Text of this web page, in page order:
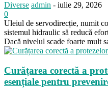
Diverse admin - iulie 29, 2026
0
Uleiul de servodirecție, numit
sistemul hidraulic să reducă
Dacă nivelul scade foarte mult
Curățarea corectă a
esențiale pentru